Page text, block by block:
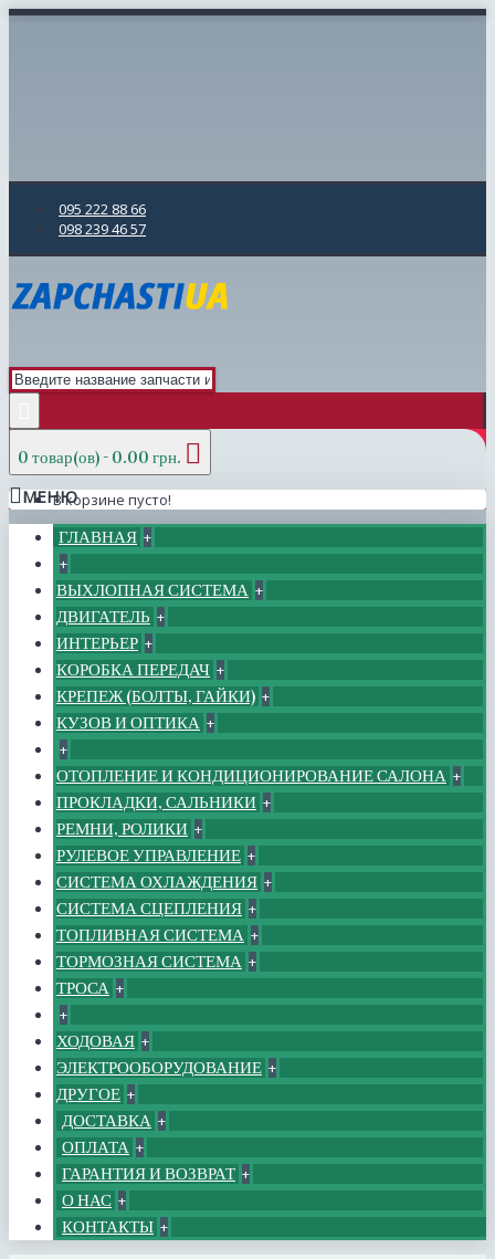
095 222 88 66
098 239 46 57
0 товар(ов) - 0.00 грн.
В корзине пусто!
МЕНЮ
ГЛАВНАЯ +
+
ВЫХЛОПНАЯ СИСТЕМА +
ДВИГАТЕЛЬ +
ИНТЕРЬЕР +
КОРОБКА ПЕРЕДАЧ +
КРЕПЕЖ (БОЛТЫ, ГАЙКИ) +
КУЗОВ И ОПТИКА +
+
ОТОПЛЕНИЕ И КОНДИЦИОНИРОВАНИЕ САЛОНА +
ПРОКЛАДКИ, САЛЬНИКИ +
РЕМНИ, РОЛИКИ +
РУЛЕВОЕ УПРАВЛЕНИЕ +
СИСТЕМА ОХЛАЖДЕНИЯ +
СИСТЕМА СЦЕПЛЕНИЯ +
ТОПЛИВНАЯ СИСТЕМА +
ТОРМОЗНАЯ СИСТЕМА +
ТРОСА +
+
ХОДОВАЯ +
ЭЛЕКТРООБОРУДОВАНИЕ +
ДРУГОЕ +
ДОСТАВКА +
ОПЛАТА +
ГАРАНТИЯ И ВОЗВРАТ +
О НАС +
КОНТАКТЫ +